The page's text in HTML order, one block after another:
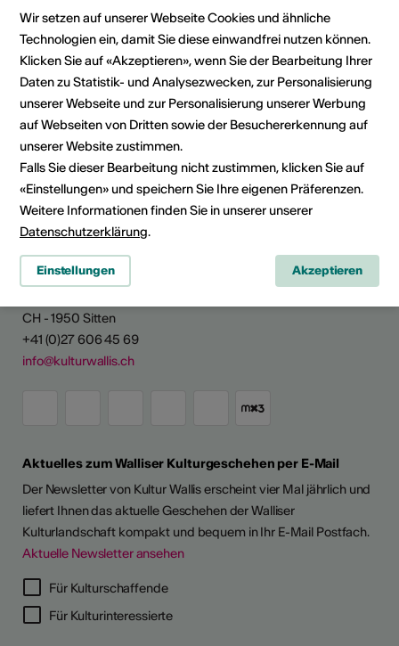
Weiteres
Kategorie
Jobs
News teilen
Kultur Wallis
CH - 1950 Sitten
+41 (0)27 606 45 69
info@kulturwallis.ch
Aktuelles zum Walliser Kulturgeschehen per E-Mail
Der Newsletter von Kultur Wallis erscheint vier Mal jährlich und
liefert Ihnen das aktuelle Geschehen der Walliser
Kulturlandschaft kompakt und bequem in Ihr E-Mail Postfach.
Aktuelle Newsletter ansehen
Für Kulturschaffende
Für Kulturinteressierte
Wir setzen auf unserer Webseite Cookies und ähnliche
Technologien ein, damit Sie diese einwandfrei nutzen können.
Klicken Sie auf «Akzeptieren», wenn Sie der Bearbeitung Ihrer
Daten zu Statistik- und Analysezwecken, zur Personalisierung
unserer Webseite und zur Personalisierung unserer Werbung
auf Webseiten von Dritten sowie der Besuchererkennung auf
unserer Website zustimmen.
Falls Sie dieser Bearbeitung nicht zustimmen, klicken Sie auf
«Einstellungen» und speichern Sie Ihre eigenen Präferenzen.
Weitere Informationen finden Sie in unserer unserer
Datenschutzerklärung.
Einstellungen Akzeptieren